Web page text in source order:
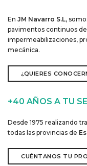
En JM Navarro S.L,
pavimentos continuos
impermeabilizaciones,
mecánica.
¿QUIERES
+40 AÑOS A TU
Desde 1975 realizando
todas las provincias de
CUÉNTANOS TU